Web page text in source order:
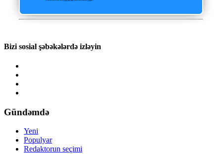
Bizi sosial şəbəkələrdə izləyin
Gündəmdə
Yeni
Populyar
Redaktorun seçimi